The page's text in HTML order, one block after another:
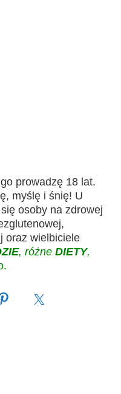
prowadzę 18 lat.
myślę i śnię! U
osoby na zdrowej
oraz wielbiciele
, różne DIETY,